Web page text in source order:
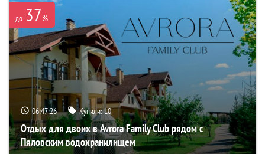
до 37%
06:47:25 Купили:10
Отдых для двоих в Avrora Family Club рядом с
Пяловским водохранилищем